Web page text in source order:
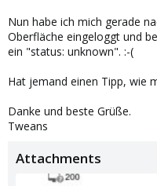
Nun habe ich mich gerade
Oberfläche eingeloggt und
ein "status: unknown". :-(
Hat jemand einen Tipp, wie
Danke und beste Grüße.
Tweans
Attachments